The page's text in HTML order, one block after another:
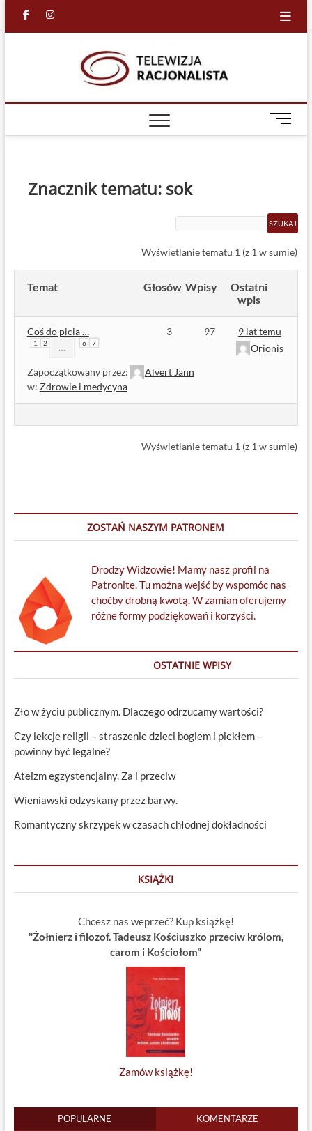
facebook
in
M
e
t
n
Znacznik tematu: sok
Wyświetlanie tematu 1 (z 1 w sumie)
Temat Głosów Wpisy
Ostatni
wpis
Coś do picia …
1 2 … 6 7
Zapoczątkowany przez:
Alvert Jann
w: Zdrowie i medycyna
3 97
9 lat temu
Orionis
Wyświetlanie tematu 1 (z 1 w sumie)
ZOSTAŃ NASZYM PATRONEM
Drodzy Widzowie! Mamy nasz profil na
Patronite. Tu można wejść by wspomóc nas
choćby drobną kwotą. W zamian oferujemy
różne formy podziękowań i korzyści.
OSTATNIE WPISY
Zło w życiu publicznym. Dlaczego odrzucamy wartości?
Czy lekcje religii – straszenie dzieci bogiem i piekłem –
powinny być legalne?
Ateizm egzystencjalny. Za i przeciw
Wieniawski odzyskany przez barwy.
Romantyczny skrzypek w czasach chłodnej dokładności
KSIĄŻKI
Chcesz nas weprzeć? Kup książkę!
"Żołnierz i filozof. Tadeusz Kościuszko przeciw królom,
carom i Kościołom”
Zamów książkę!
POPULARNE KOMENTARZE